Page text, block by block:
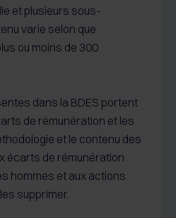
et plusieurs sous-
varie selon que
ou moins de 300
dans la BDES portent
de rémunération et les
et le contenu des
écarts de rémunération
hommes et aux actions
supprimer.